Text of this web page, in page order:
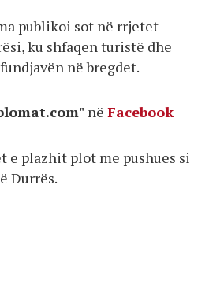
publikoi sot në rrjetet
ku shfaqen turistë dhe
në bregdet.
në Facebook
e plazhit plot me pushues si
Durrës.